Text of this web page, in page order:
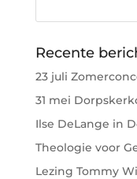
Recente
23 juli
31 mei
Ilse DeLange in
Theologie voor
Lezing Tommy